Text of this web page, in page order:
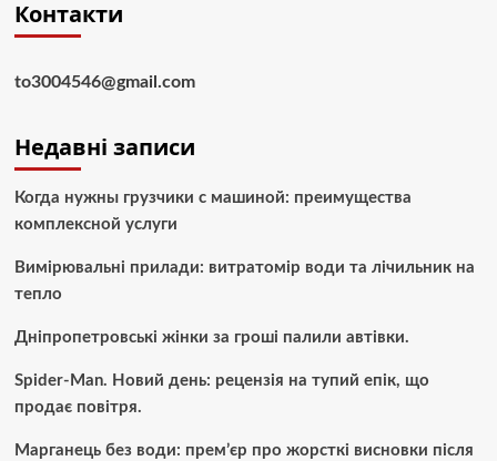
Контакти
to3004546@gmail.com
Недавні записи
Когда нужны грузчики с машиной: преимущества
комплексной услуги
Вимірювальні прилади: витратомір води та лічильник на
тепло
Дніпропетровські жінки за гроші палили автівки.
Spider-Man. Новий день: рецензія на тупий епік, що
продає повітря.
Марганець без води: прем’єр про жорсткі висновки після